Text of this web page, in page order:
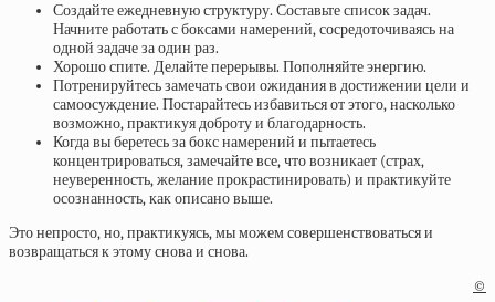
Создайте ежедневную структуру. Составьте список задач.
Начните работать с боксами намерений, сосредоточиваясь на
одной задаче за один раз.
Хорошо спите. Делайте перерывы. Пополняйте энергию.
Потренируйтесь замечать свои ожидания в достижении цели и
самоосуждение. Постарайтесь избавиться от этого, насколько
возможно, практикуя доброту и благодарность.
Когда вы беретесь за бокс намерений и пытаетесь
концентрироваться, замечайте все, что возникает (страх,
неуверенность, желание прокрастинировать) и практикуйте
осознанность, как описано выше.
Это непросто, но, практикуясь, мы можем совершенствоваться и
возвращаться к этому снова и снова.
©